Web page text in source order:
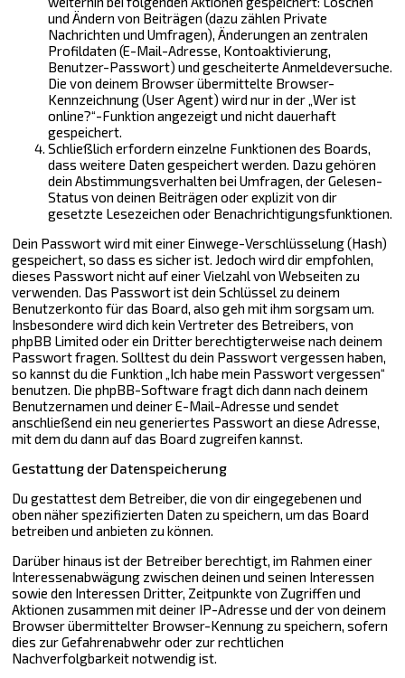
und Ändern von Beiträgen (dazu zählen Private
Nachrichten und Umfragen), Änderungen an zentralen
Profildaten (E-Mail-Adresse, Kontoaktivierung,
Benutzer-Passwort) und gescheiterte Anmeldeversuche.
Die von deinem Browser übermittelte Browser-
Kennzeichnung (User Agent) wird nur in der „Wer ist
online?“-Funktion angezeigt und nicht dauerhaft
gespeichert.
Schließlich erfordern einzelne Funktionen des Boards,
dass weitere Daten gespeichert werden. Dazu gehören
dein Abstimmungsverhalten bei Umfragen, der Gelesen-
Status von deinen Beiträgen oder explizit von dir
gesetzte Lesezeichen oder Benachrichtigungsfunktionen.
Dein Passwort wird mit einer Einwege-Verschlüsselung (Hash)
gespeichert, so dass es sicher ist. Jedoch wird dir empfohlen,
dieses Passwort nicht auf einer Vielzahl von Webseiten zu
verwenden. Das Passwort ist dein Schlüssel zu deinem
Benutzerkonto für das Board, also geh mit ihm sorgsam um.
Insbesondere wird dich kein Vertreter des Betreibers, von
phpBB Limited oder ein Dritter berechtigterweise nach deinem
Passwort fragen. Solltest du dein Passwort vergessen haben,
so kannst du die Funktion „Ich habe mein Passwort vergessen“
benutzen. Die phpBB-Software fragt dich dann nach deinem
Benutzernamen und deiner E-Mail-Adresse und sendet
anschließend ein neu generiertes Passwort an diese Adresse,
mit dem du dann auf das Board zugreifen kannst.
Gestattung der Datenspeicherung
Du gestattest dem Betreiber, die von dir eingegebenen und
oben näher spezifizierten Daten zu speichern, um das Board
betreiben und anbieten zu können.
Darüber hinaus ist der Betreiber berechtigt, im Rahmen einer
Interessenabwägung zwischen deinen und seinen Interessen
sowie den Interessen Dritter, Zeitpunkte von Zugriffen und
Aktionen zusammen mit deiner IP-Adresse und der von deinem
Browser übermittelter Browser-Kennung zu speichern, sofern
dies zur Gefahrenabwehr oder zur rechtlichen
Nachverfolgbarkeit notwendig ist.